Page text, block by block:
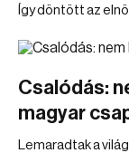
Így döntött az
Csalódás:
magyar
Lemaradtak a